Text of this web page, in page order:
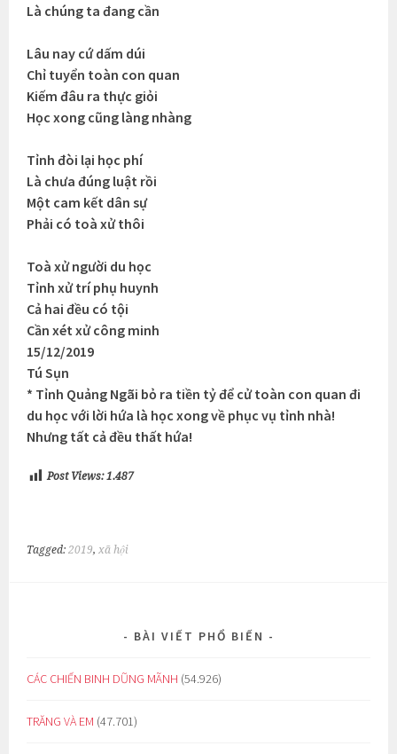
Là chúng ta đang cần
Lâu nay cứ dấm dúi
Chỉ tuyển toàn con quan
Kiếm đâu ra thực giỏi
Học xong cũng làng nhàng
Tỉnh đòi lại học phí
Là chưa đúng luật rồi
Một cam kết dân sự
Phải có toà xử thôi
Toà xử người du học
Tỉnh xử trí phụ huynh
Cả hai đều có tội
Cần xét xử công minh
15/12/2019
Tú Sụn
* Tỉnh Quảng Ngãi bỏ ra tiền tỷ để cử toàn con quan đi
du học với lời hứa là học xong về phục vụ tỉnh nhà!
Nhưng tất cả đều thất hứa!
Post Views: 1.487
Tagged:2019, xã hội
BÀI VIẾT PHỔ BIẾN
CÁC CHIẾN BINH DŨNG MÃNH (54.926)
TRĂNG VÀ EM (47.701)